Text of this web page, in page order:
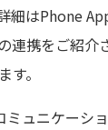
細はPhone
連携をご紹
。
ュニケーシ